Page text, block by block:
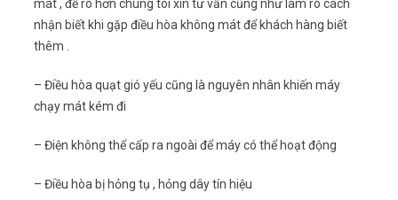
mát , để rõ hơn chúng tôi xin tư vấn cũng như làm rõ cách
nhận biết khi gặp điều hòa không mát để khách hàng biết
thêm .
– Điều hòa quạt gió yếu cũng là nguyên nhân khiến máy
chạy mát kém đi
– Điện không thể cấp ra ngoài để máy có thể hoạt động
– Điều hòa bị hỏng tụ , hỏng dây tín hiệu